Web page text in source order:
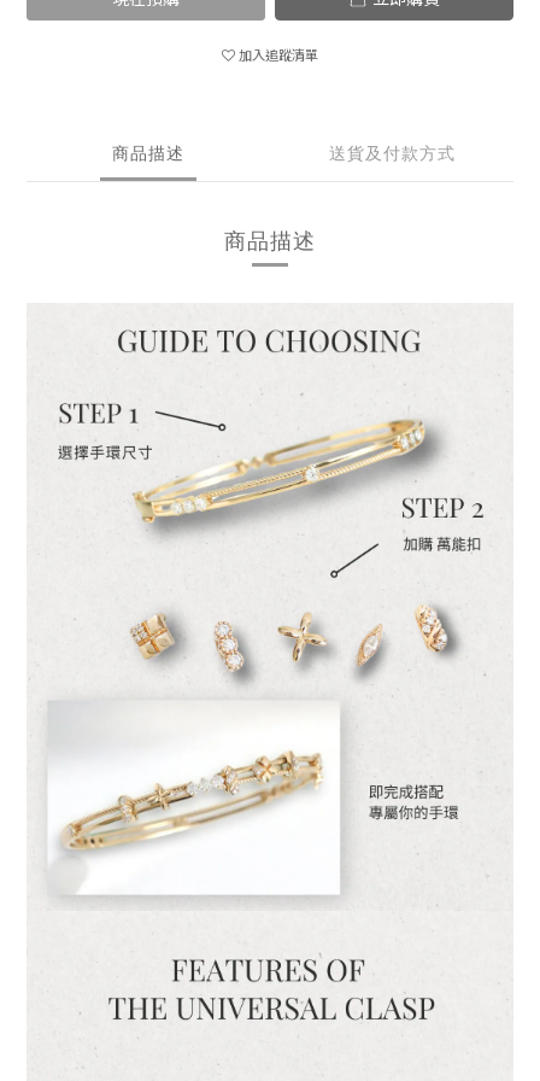
加入追蹤清單
商品描述 送貨及付款方式
商品描述